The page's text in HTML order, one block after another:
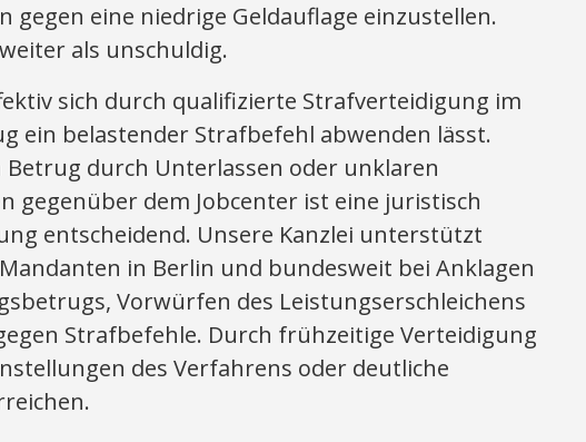
gegen eine niedrige Geldauflage einzustellen.
als unschuldig.
sich durch qualifizierte Strafverteidigung im
ein belastender Strafbefehl abwenden lässt.
Betrug durch Unterlassen oder unklaren
gegenüber dem Jobcenter ist eine juristisch
entscheidend. Unsere Kanzlei unterstützt
in Berlin und bundesweit bei Anklagen
Vorwürfen des Leistungserschleichens
Strafbefehle. Durch frühzeitige Verteidigung
des Verfahrens oder deutliche